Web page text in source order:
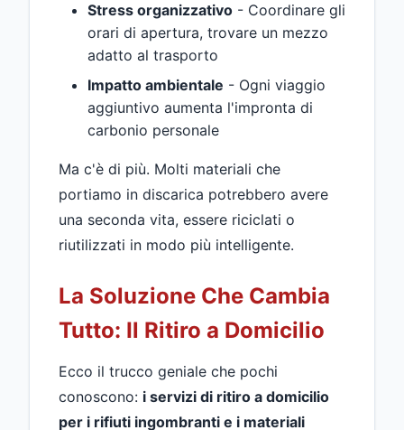
Stress organizzativo - Coordinare gli
orari di apertura, trovare un mezzo
adatto al trasporto
Impatto ambientale - Ogni viaggio
aggiuntivo aumenta l'impronta di
carbonio personale
Ma c'è di più. Molti materiali che
portiamo in discarica potrebbero avere
una seconda vita, essere riciclati o
riutilizzati in modo più intelligente.
La Soluzione Che Cambia
Tutto: Il Ritiro a Domicilio
Ecco il trucco geniale che pochi
conoscono: i servizi di ritiro a domicilio
per i rifiuti ingombranti e i materiali